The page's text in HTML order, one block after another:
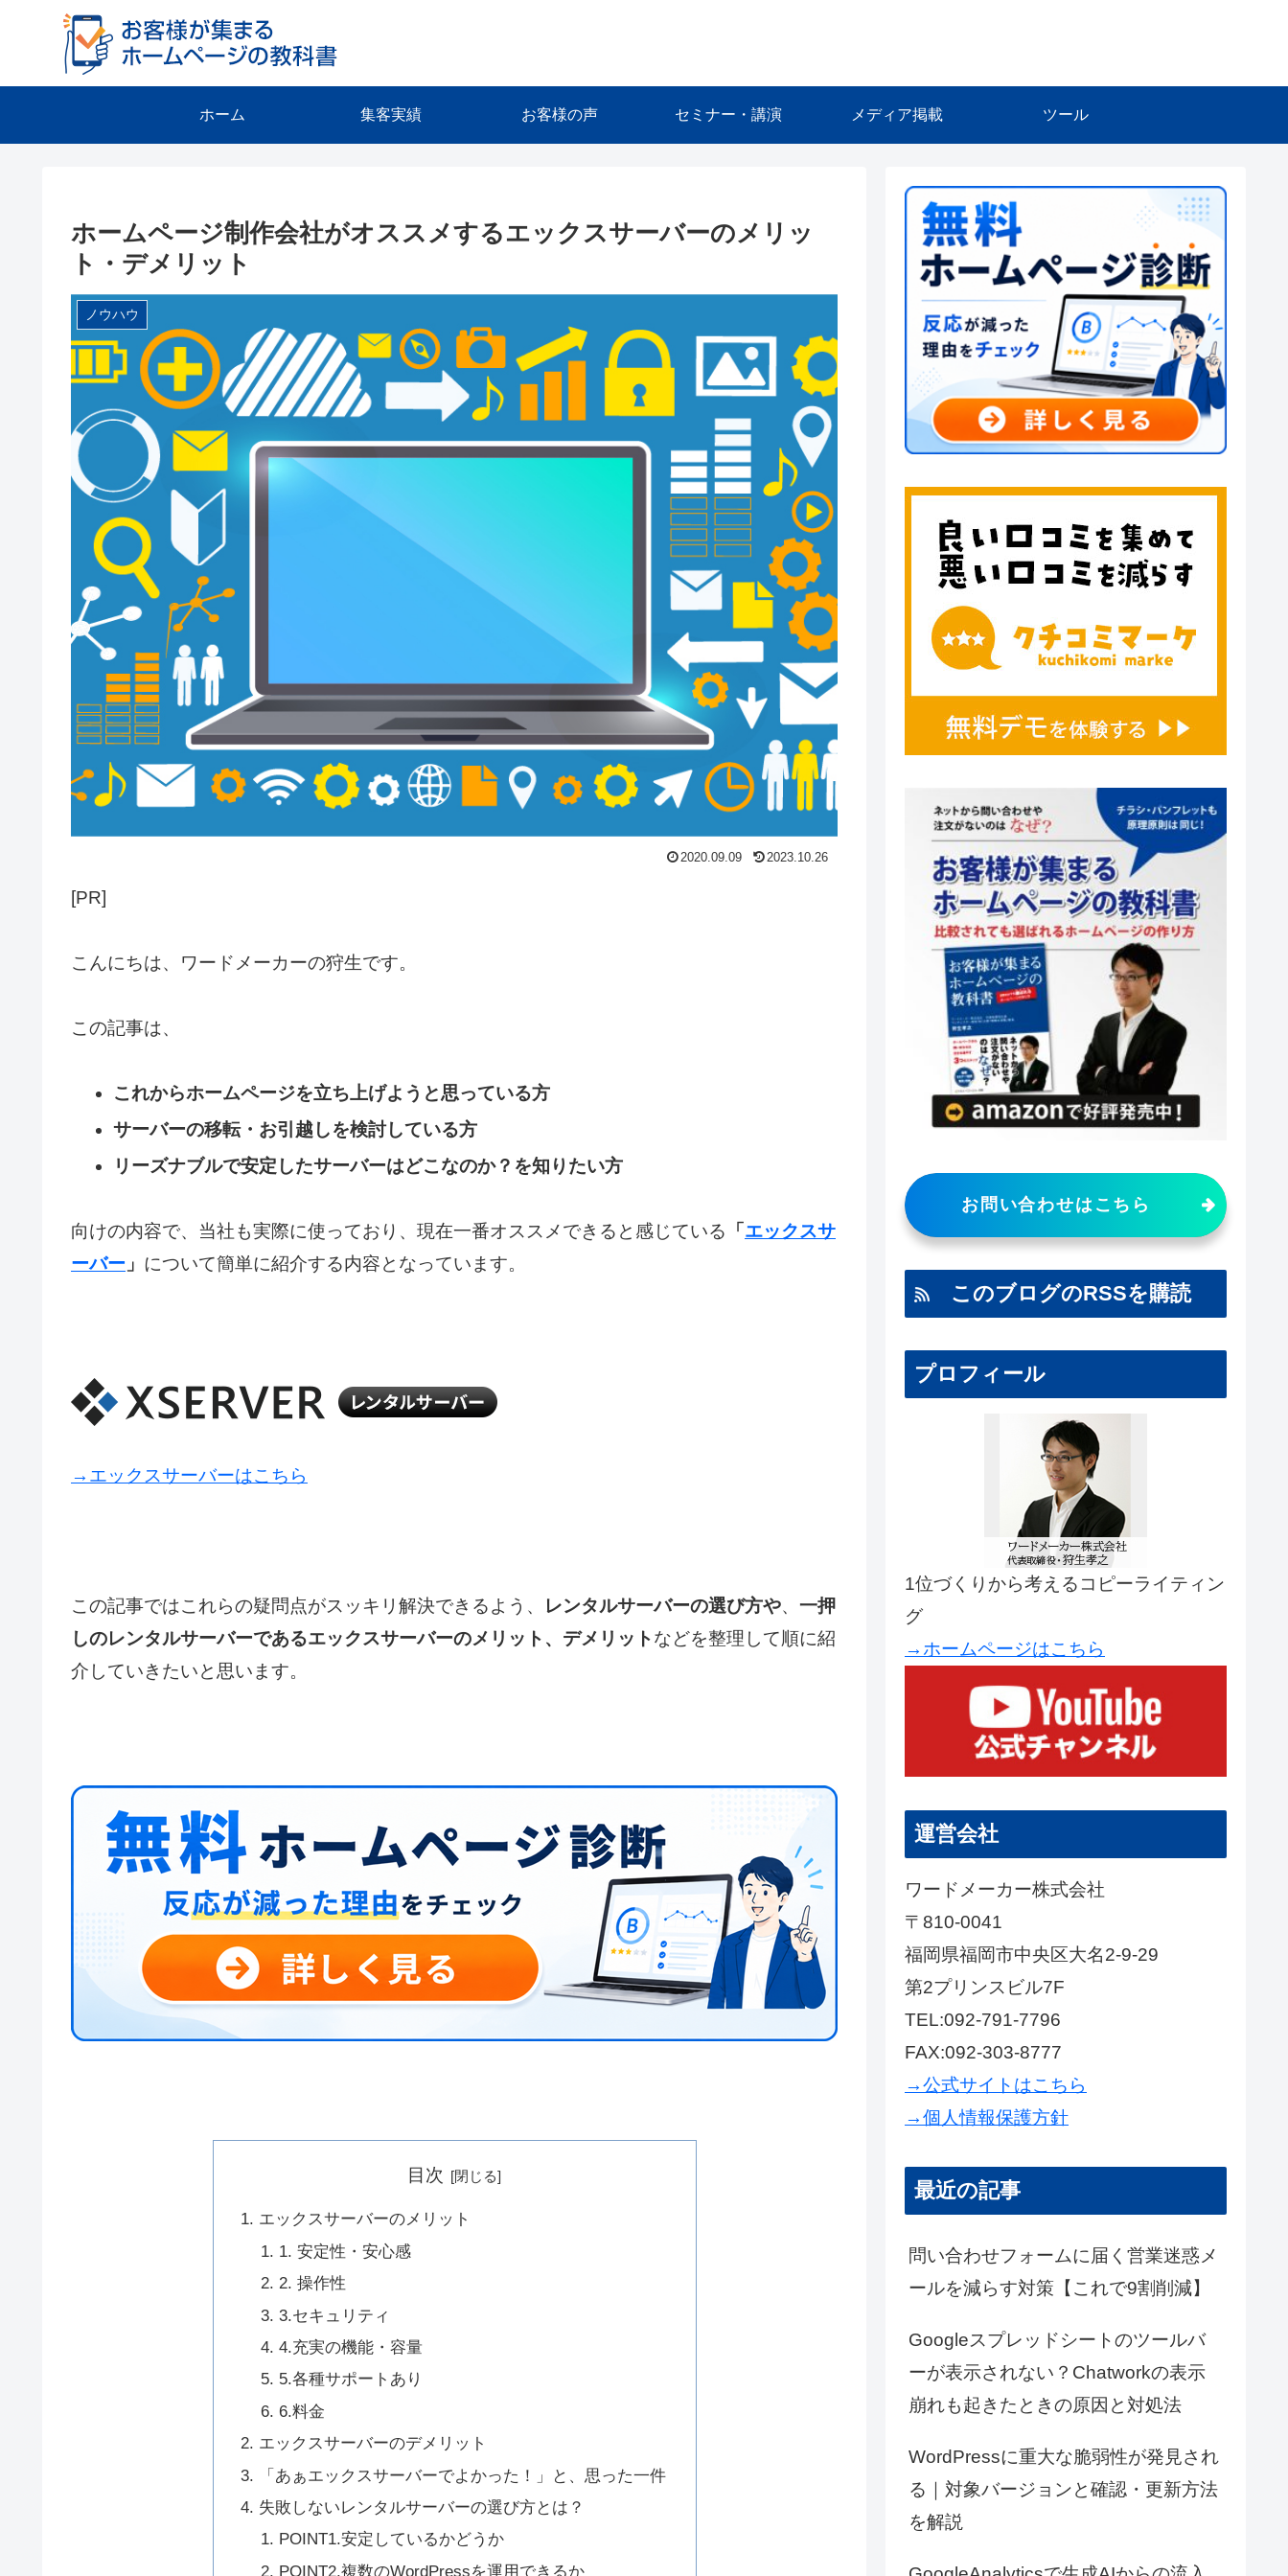
ホーム 集客実績 お客様の声 セミナー・講演 メディア掲載 ツール
ホームページ制作会社がオススメするエックスサーバーのメリッ
ト・デメリット
ノウハウ
2020.09.09 2023.10.26
[PR]
こんにちは、ワードメーカーの狩生です。
この記事は、
これからホームページを立ち上げようと思っている方
サーバーの移転・お引越しを検討している方
リーズナブルで安定したサーバーはどこなのか？を知りたい方
向けの内容で、当社も実際に使っており、現在一番オススメできると感じている 「 エックスサ
ーバー 」 について簡単に紹介する内容となっています。
→エックスサーバーはこちら
この記事ではこれらの疑問点がスッキリ解決できるよう、 レンタルサーバーの選び方や、 一押
しのレンタルサーバーであるエックスサーバーのメリット、デメリットなどを整理して順に紹
介していきたいと思います。
目次
エックスサーバーのメリット
1. 安定性・安心感
2. 操作性
3.セキュリティ
4.充実の機能・容量
5.各種サポートあり
6.料金
エックスサーバーのデメリット
「あぁエックスサーバーでよかった！」と、思った一件
失敗しないレンタルサーバーの選び方とは？
POINT1.安定しているかどうか
POINT2.複数のWordPressを運用できるか
お問い合わせはこちら
このブログのRSSを購読
プロフィール
1位づくりから考えるコピーライティン
グ
→ホームページはこちら
運営会社
ワードメーカー株式会社
〒810-0041
福岡県福岡市中央区大名2-9-29
第2プリンスビル7F
TEL:092-791-7796
FAX:092-303-8777
→公式サイトはこちら
→個人情報保護方針
最近の記事
問い合わせフォームに届く営業迷惑メ
ールを減らす対策【これで9割削減】
Googleスプレッドシートのツールバ
ーが表示されない？Chatworkの表示
崩れも起きたときの原因と対処法
WordPressに重大な脆弱性が発見され
る｜対象バージョンと確認・更新方法
を解説